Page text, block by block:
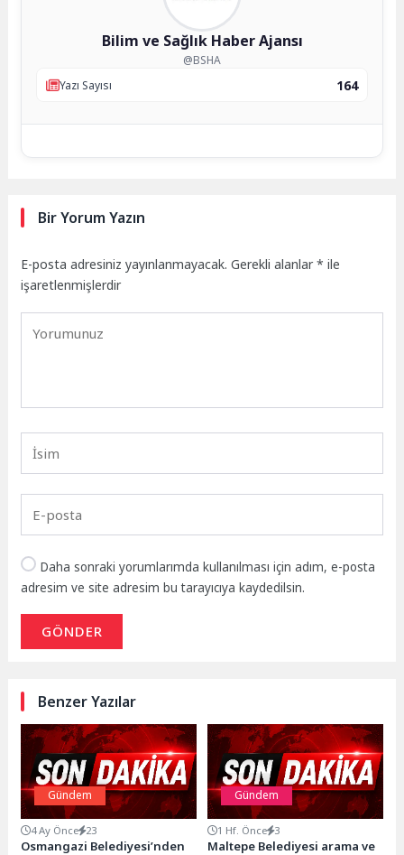
Bilim ve Sağlık Haber Ajansı
@BSHA
Yazı Sayısı
164
Bir Yorum Yazın
E-posta adresiniz yayınlanmayacak. Gerekli alanlar* ile
işaretlenmişlerdir
Daha sonraki yorumlarımda kullanılması için adım, e-posta
adresim ve site adresim bu tarayıcıya kaydedilsin.
GÖNDER
Benzer Yazılar
Gündem
4 Ay Önce 23
Osmangazi Belediyesi’nden
Gündem
1 Hf. Önce 3
Maltepe Belediyesi arama ve